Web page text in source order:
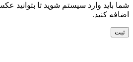
شما باید وارد سیستم شوید تا بتوانید
اضافه کنید.